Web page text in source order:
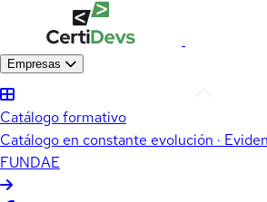
Empresas
Catálogo formativo
Catálogo en constante evolución ·
FUNDAE